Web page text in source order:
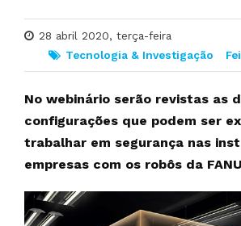
28 abril 2020, terça-feira
Tecnologia & Investigação
No webinário serão revistas as
configurações que podem ser
trabalhar em segurança nas
empresas com os robôs da